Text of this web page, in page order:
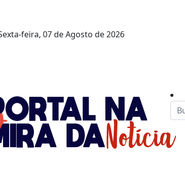
feira, 07 de Agosto de 2026